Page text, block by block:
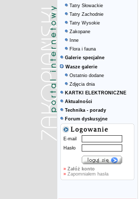
Tatry Słowackie
Tatry Zachodnie
Tatry Wysokie
Zakopane
Inne
Flora i fauna
Galerie specjalne
Wasze galerie
Ostatnio dodane
Zdjęcia dnia
KARTKI ELEKTRONICZNE
Aktualności
Technika - porady
Forum dyskusyjne
E-mail
Hasło
» Załóż konto
» Zapomniałem hasła